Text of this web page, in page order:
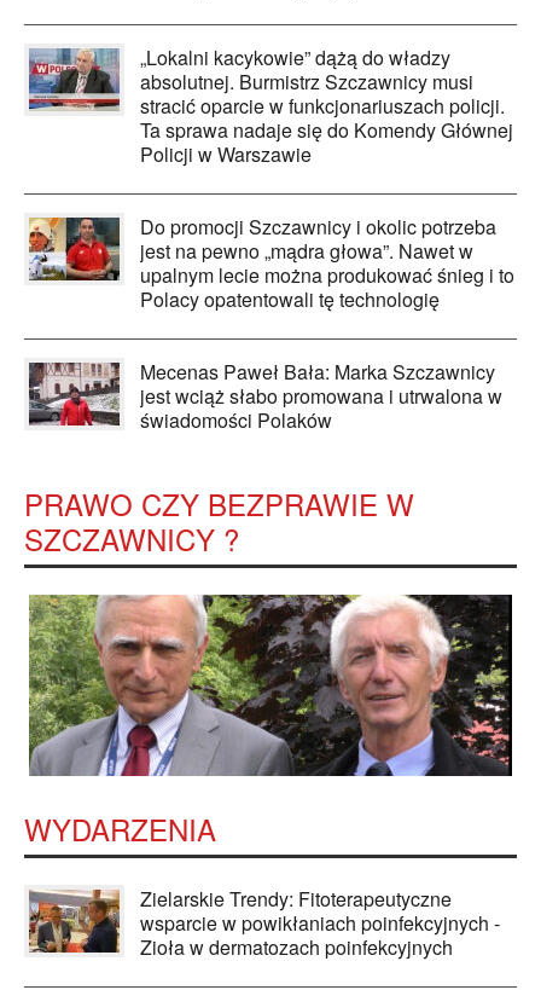
„Lokalni kacykowie” dążą do władzy
absolutnej. Burmistrz Szczawnicy musi
stracić oparcie w funkcjonariuszach policji.
Ta sprawa nadaje się do Komendy Głównej
Policji w Warszawie
Do promocji Szczawnicy i okolic potrzeba
jest na pewno „mądra głowa”. Nawet w
upalnym lecie można produkować śnieg i to
Polacy opatentowali tę technologię
Mecenas Paweł Bała: Marka Szczawnicy
jest wciąż słabo promowana i utrwalona w
świadomości Polaków
PRAWO CZY BEZPRAWIE W
SZCZAWNICY ?
WYDARZENIA
Zielarskie Trendy: Fitoterapeutyczne
wsparcie w powikłaniach poinfekcyjnych -
Zioła w dermatozach poinfekcyjnych